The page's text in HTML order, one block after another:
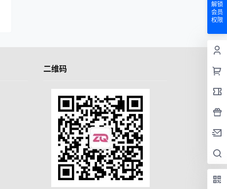
解锁
会员
权限
二维码